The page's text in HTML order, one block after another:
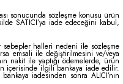
sonucunda sözleşme konusu ürün
SATICI’ya iade edeceğini kabul,
sebepler halleri nedeni ile sözleşme
emsali ile değiştirilmesini ve/veya
nakit ile yaptığı ödemelerde, ürün
içerisinde ilgili bankaya iade edilir.
iadesinden sonra ALICI’nın